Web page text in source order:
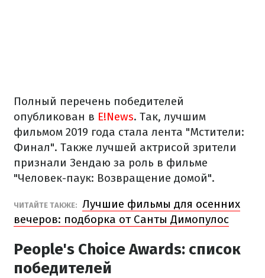
Полный перечень победителей
опубликован в E!News. Так, лучшим
фильмом 2019 года стала лента "Мстители:
Финал". Также лучшей актрисой зрители
признали Зендаю за роль в фильме
"Человек-паук: Возвращение домой".
ЧИТАЙТЕ ТАКЖЕ: Лучшие фильмы для осенних
вечеров: подборка от Санты Димопулос
People's Choice Awards: список
победителей